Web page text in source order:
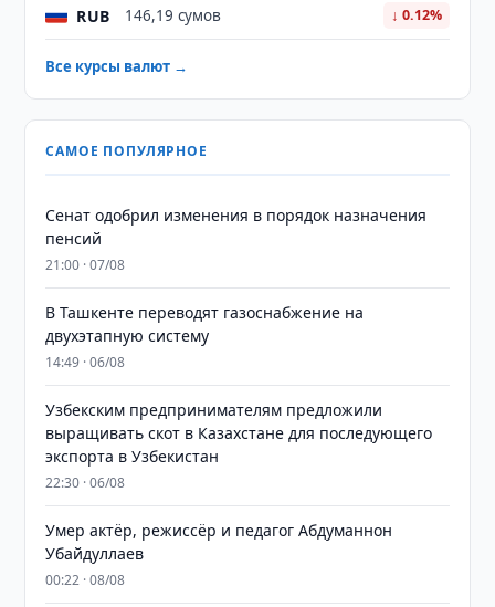
RUB 146,19 сумов ↓ 0.12%
Все курсы валют →
САМОЕ ПОПУЛЯРНОЕ
Сенат одобрил изменения в порядок назначения
пенсий
21:00 · 07/08
В Ташкенте переводят газоснабжение на
двухэтапную систему
14:49 · 06/08
Узбекским предпринимателям предложили
выращивать скот в Казахстане для последующего
экспорта в Узбекистан
22:30 · 06/08
Умер актёр, режиссёр и педагог Абдуманнон
Убайдуллаев
00:22 · 08/08